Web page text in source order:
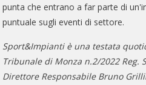
punta che entrano a far parte di
puntuale sugli eventi di settore.
Sport&Impianti è una testata
Tribunale di Monza n.2/2022 Reg.
Direttore Responsabile Bruno